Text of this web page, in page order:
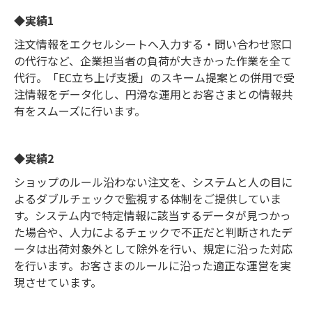
◆実績1
注文情報をエクセルシートへ入力する・問い合わせ窓口
の代行など、企業担当者の負荷が大きかった作業を全て
代行。「EC立ち上げ支援」のスキーム提案との併用で受
注情報をデータ化し、円滑な運用とお客さまとの情報共
有をスムーズに行います。
◆実績2
ショップのルール沿わない注文を、システムと人の目に
よるダブルチェックで監視する体制をご提供していま
す。システム内で特定情報に該当するデータが見つかっ
た場合や、人力によるチェックで不正だと判断されたデ
ータは出荷対象外として除外を行い、規定に沿った対応
を行います。お客さまのルールに沿った適正な運営を実
現させています。